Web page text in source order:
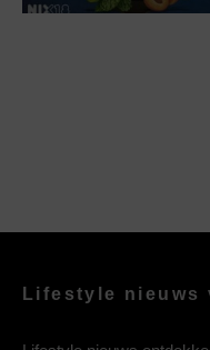
Lifestyle nieuws